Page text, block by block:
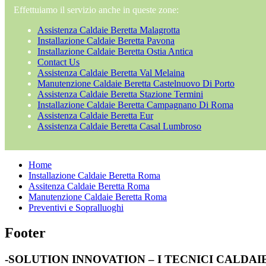
Effettuiamo il servizio anche in queste zone:
Assistenza Caldaie Beretta Malagrotta
Installazione Caldaie Beretta Pavona
Installazione Caldaie Beretta Ostia Antica
Contact Us
Assistenza Caldaie Beretta Val Melaina
Manutenzione Caldaie Beretta Castelnuovo Di Porto
Assistenza Caldaie Beretta Stazione Termini
Installazione Caldaie Beretta Campagnano Di Roma
Assistenza Caldaie Beretta Eur
Assistenza Caldaie Beretta Casal Lumbroso
Home
Installazione Caldaie Beretta Roma
Assitenza Caldaie Beretta Roma
Manutenzione Caldaie Beretta Roma
Preventivi e Sopralluoghi
Footer
-SOLUTION INNOVATION – I TECNICI